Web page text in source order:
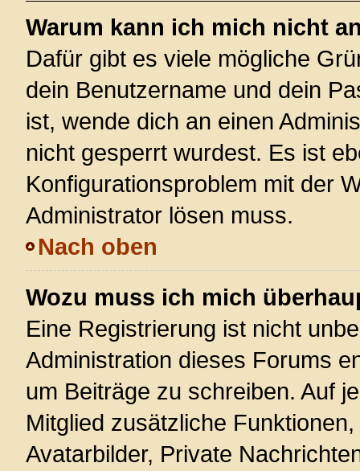
Warum kann ich mich nicht
Dafür gibt es viele mögliche
dein Benutzername und dein
ist, wende dich an einen
nicht gesperrt wurdest. Es ist
Konfigurationsproblem mit der
Administrator lösen muss.
Nach oben
Wozu muss ich mich
Eine Registrierung ist nicht
Administration dieses Forums
um Beiträge zu schreiben. Auf
Mitglied zusätzliche
Avatarbilder, Private